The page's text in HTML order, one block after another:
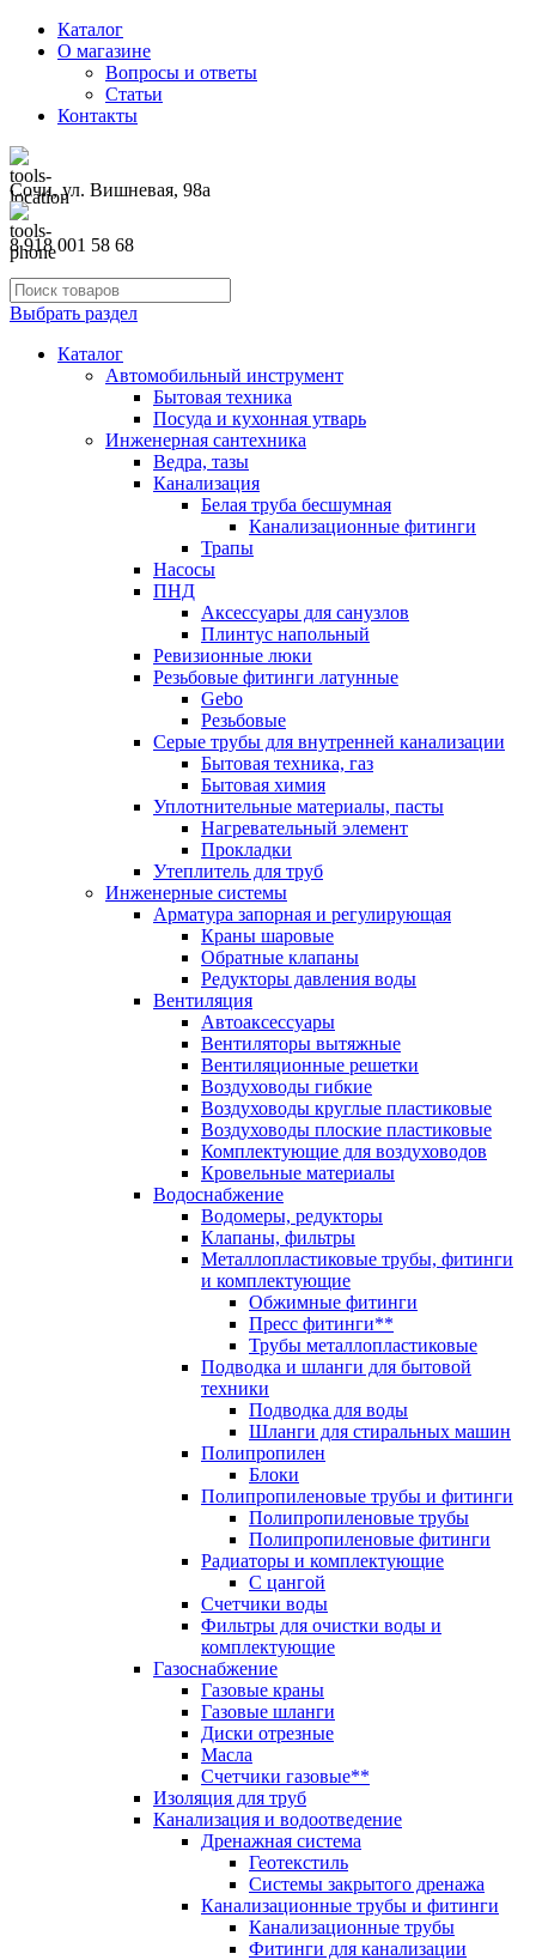
Каталог
О магазине
Вопросы и ответы
Статьи
Контакты
Сочи, ул. Вишневая, 98а
8 918 001 58 68
Выбрать раздел
Каталог
Автомобильный инструмент
Бытовая техника
Посуда и кухонная утварь
Инженерная сантехника
Ведра, тазы
Канализация
Белая труба бесшумная
Канализационные фитинги
Трапы
Насосы
ПНД
Аксессуары для санузлов
Плинтус напольный
Ревизионные люки
Резьбовые фитинги латунные
Gebo
Резьбовые
Серые трубы для внутренней канализации
Бытовая техника, газ
Бытовая химия
Уплотнительные материалы, пасты
Нагревательный элемент
Прокладки
Утеплитель для труб
Инженерные системы
Арматура запорная и регулирующая
Краны шаровые
Обратные клапаны
Редукторы давления воды
Вентиляция
Автоаксессуары
Вентиляторы вытяжные
Вентиляционные решетки
Воздуховоды гибкие
Воздуховоды круглые пластиковые
Воздуховоды плоские пластиковые
Комплектующие для воздуховодов
Кровельные материалы
Водоснабжение
Водомеры, редукторы
Клапаны, фильтры
Металлопластиковые трубы, фитинги
и комплектующие
Обжимные фитинги
Пресс фитинги**
Трубы металлопластиковые
Подводка и шланги для бытовой
техники
Подводка для воды
Шланги для стиральных машин
Полипропилен
Блоки
Полипропиленовые трубы и фитинги
Полипропиленовые трубы
Полипропиленовые фитинги
Радиаторы и комплектующие
С цангой
Счетчики воды
Фильтры для очистки воды и
комплектующие
Газоснабжение
Газовые краны
Газовые шланги
Диски отрезные
Масла
Счетчики газовые**
Изоляция для труб
Канализация и водоотведение
Дренажная система
Геотекстиль
Системы закрытого дренажа
Канализационные трубы и фитинги
Канализационные трубы
Фитинги для канализации